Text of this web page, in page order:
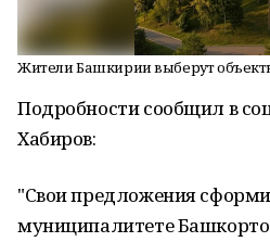
Жители Башкирии выберут
Подробности сообщил в
Хабиров:
"Свои предложения
муниципалитете